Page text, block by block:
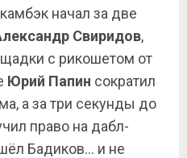
начал за две
Свиридов,
с рикошетом от
Юрий Папин сократил
а за три секунды до
право на дабл-
Бадиков… и не